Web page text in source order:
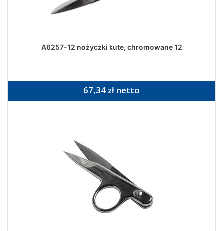
A6257-12 nożyczki kute, chromowane 12
67,34 zł netto